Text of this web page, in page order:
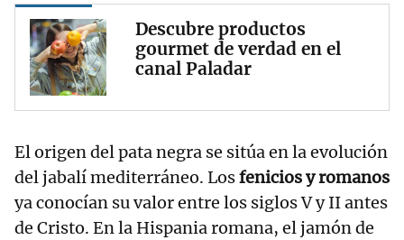
Descubre productos
gourmet de verdad en el
canal Paladar
El origen del pata negra se sitúa en la evolución
del jabalí mediterráneo. Losfenicios y romanos
ya conocían su valor entre los siglos V y II antes
de Cristo. En la Hispania romana, el jamón de